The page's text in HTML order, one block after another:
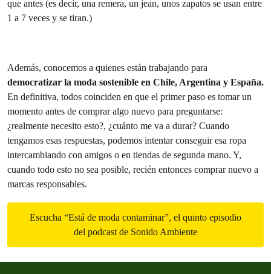
que antes (es decir, una remera, un jean, unos zapatos se usan entre
1 a 7 veces y se tiran.)
Además, conocemos a quienes están trabajando para
democratizar la moda sostenible en Chile, Argentina y España.
En definitiva, todos coinciden en que el primer paso es tomar un
momento antes de comprar algo nuevo para preguntarse:
¿realmente necesito esto?, ¿cuánto me va a durar? Cuando
tengamos esas respuestas, podemos intentar conseguir esa ropa
intercambiando con amigos o en tiendas de segunda mano. Y,
cuando todo esto no sea posible, recién entonces comprar nuevo a
marcas responsables.
Escucha “Está de moda contaminar”, el quinto episodio
del podcast de Sonido Ambiente